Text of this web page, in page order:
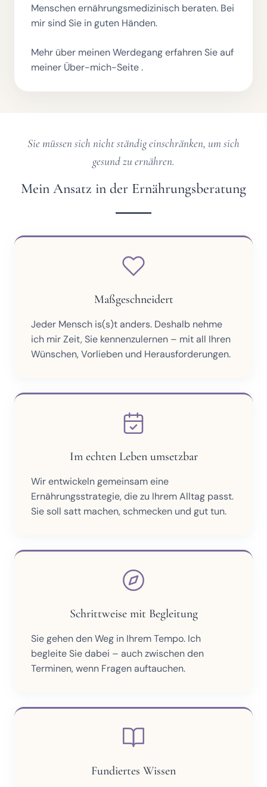
Menschen ernährungsmedizinisch beraten. Bei
mir sind Sie in guten Händen.
Mehr über meinen Werdegang erfahren Sieauf
meiner Über-mich-Seite.
Sie müssen sich nicht ständig einschränken, um sich
gesund zu ernähren.
Mein Ansatz in der Ernährungsberatung
Maßgeschneidert
Jeder Mensch is(s)t anders. Deshalb nehme
ich mir Zeit, Sie kennenzulernen – mit all Ihren
Wünschen, Vorlieben und Herausforderungen.
Im echten Leben umsetzbar
Wir entwickeln gemeinsam eine
Ernährungsstrategie, die zu Ihrem Alltag passt.
Sie soll satt machen, schmecken und gut tun.
Schrittweise mit Begleitung
Sie gehen den Weg in Ihrem Tempo. Ich
begleite Sie dabei – auch zwischen den
Terminen, wenn Fragen auftauchen.
Fundiertes Wissen